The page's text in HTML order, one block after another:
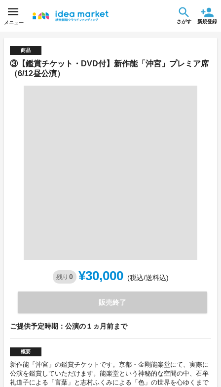
メニュー さがす 新規登録
商品
③【鑑賞チケット・DVD付】新作能「沖宮」プレミア席
（6/12昼公演）
残り 0 ¥30,000 (税込/送料込)
販売終了
ご提供予定時期：公演の１ヵ月前まで
概要
新作能「沖宮」の鑑賞チケットです。京都・金剛能楽堂にて、実際に
公演を鑑賞していただけます。能楽堂という神秘的な空間の中、石牟
礼道子による「言葉」と志村ふくみによる「色」の世界を心ゆくまで